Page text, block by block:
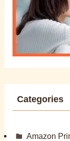
Categories
Amazon